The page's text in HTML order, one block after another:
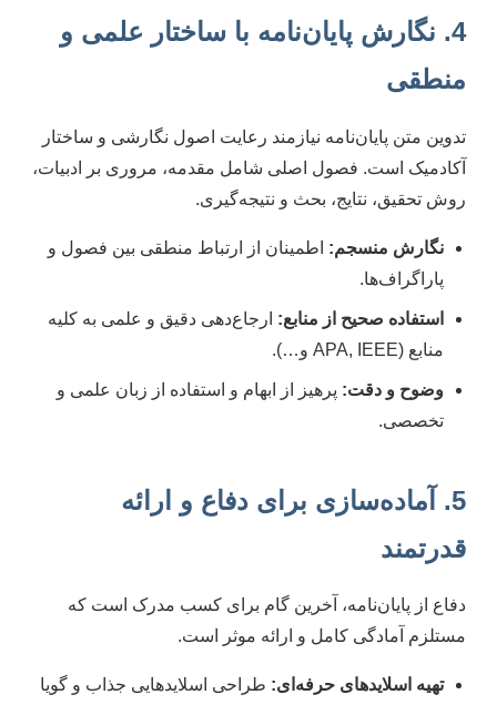
4. نگارش پایان‌نامه با ساختار علمی و
منطقی
تدوین متن پایان‌نامه نیازمند رعایت اصول نگارشی و ساختار
آکادمیک است. فصول اصلی شامل مقدمه، مروری بر ادبیات،
روش تحقیق، نتایج، بحث و نتیجه‌گیری.
نگارش منسجم: اطمینان از ارتباط منطقی بین فصول و
پاراگراف‌ها.
استفاده صحیح از منابع: ارجاع‌دهی دقیق و علمی به کلیه
منابع (APA, IEEE و…).
وضوح و دقت: پرهیز از ابهام و استفاده از زبان علمی و
تخصصی.
5. آماده‌سازی برای دفاع و ارائه
قدرتمند
دفاع از پایان‌نامه، آخرین گام برای کسب مدرک است که
مستلزم آمادگی کامل و ارائه موثر است.
تهیه اسلاید‌های حرفه‌ای: طراحی اسلاید‌هایی جذاب و گویا